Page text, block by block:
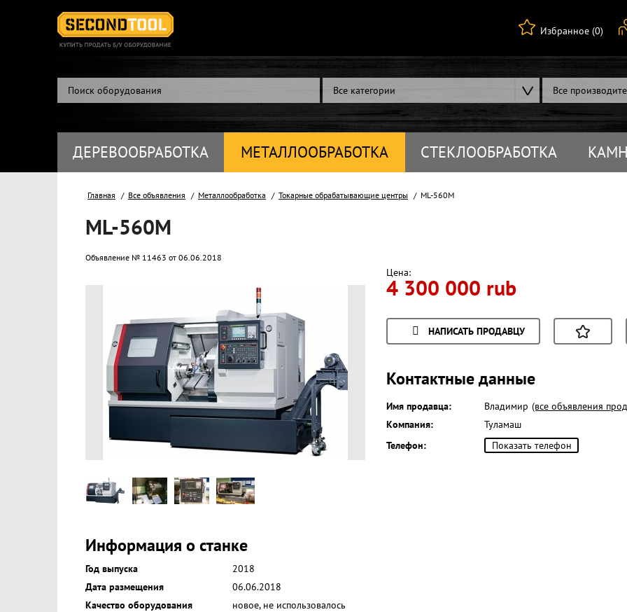
Избранное (0)
Все категории Все
ДЕРЕВООБРАБОТКА МЕТАЛЛООБРАБОТКА СТЕКЛООБРАБОТКА
Главная Все объявления Металлообработка Токарные обрабатывающие центры ML-560M
ML-560M
Объявление № 11463 от 06.06.2018
Цена:
4 300 000 rub
НАПИСАТЬ ПРОДАВЦУ
Контактные данные
Имя продавца: Владимир (все объявления
Компания:
Туламаш
Телефон:
Показать телефон
Информация о станке
Год выпуска
2018
Дата размещения
06.06.2018
Качество оборудования
новое, не использовалось